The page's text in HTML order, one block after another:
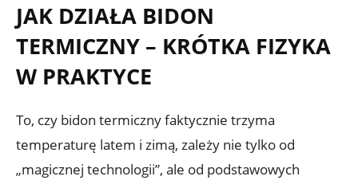
JAK DZIAŁA BIDON
TERMICZNY – KRÓTKA FIZYKA
W PRAKTYCE
To, czy bidon termiczny faktycznie trzyma
temperaturę latem i zimą, zależy nie tylko od
„magicznej technologii”, ale od podstawowych